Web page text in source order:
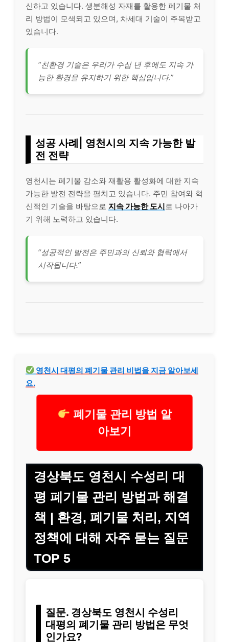
신하고 있습니다. 생분해성 자재를 활용한 폐기물 처
리 방법이 모색되고 있으며, 차세대 기술이 주목받고
있습니다.
“친환경 기술은 우리가 수십 년 후에도 지속 가
능한 환경을 유지하기 위한 핵심입니다.”
성공 사례| 영천시의 지속 가능한 발
전 전략
영천시는 폐기물 감소와 재활용 활성화에 대한 지속
가능한 발전 전략을 펼치고 있습니다. 주민 참여와 혁
신적인 기술을 바탕으로 지속 가능한 도시로 나아가
기 위해 노력하고 있습니다.
“성공적인 발전은 주민과의 신뢰와 협력에서
시작됩니다.”
영천시 대평의 폐기물 관리 비법을 지금 알아보세
요.
폐기물 관리 방법 알
아보기
경상북도 영천시 수성리 대
평 폐기물 관리 방법과 해결
책 | 환경, 폐기물 처리, 지역
정책에 대해 자주 묻는 질문
TOP 5
질문. 경상북도 영천시 수성리
대평의 폐기물 관리 방법은 무엇
인가요?